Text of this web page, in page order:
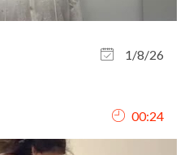
1/8/26
00:24